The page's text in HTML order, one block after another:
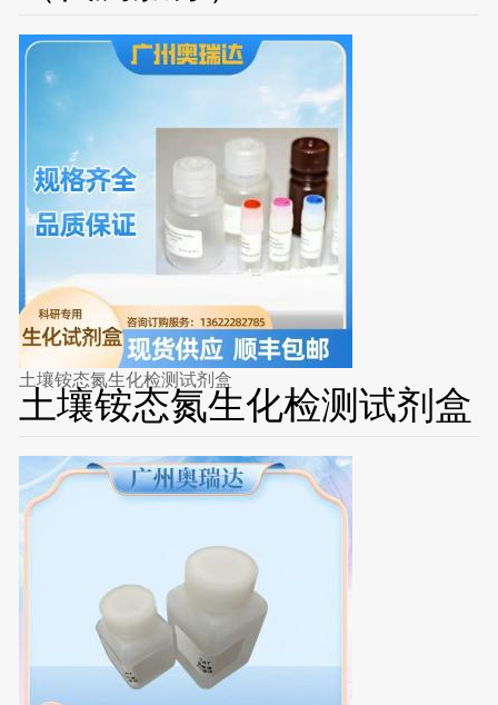
土壤铵态氮生化检测试剂盒
土壤铵态氮生化检测试剂盒